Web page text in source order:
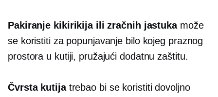
Pakiranje kikirikija ili zračnih jastukamože
se koristiti za popunjavanje bilo kojeg praznog
prostora u kutiji, pružajući dodatnu zaštitu.
Čvrsta kutijatrebao bi se koristiti dovoljno